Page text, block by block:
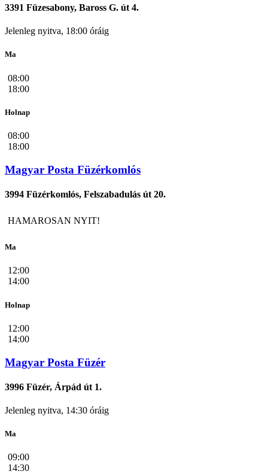
3391 Füzesabony, Baross G. út 4.
Jelenleg nyitva, 18:00 óráig
Ma
08:00
18:00
Holnap
08:00
18:00
Magyar Posta Füzérkomlós
3994 Füzérkomlós, Felszabadulás út 20.
HAMAROSAN NYIT!
Ma
12:00
14:00
Holnap
12:00
14:00
Magyar Posta Füzér
3996 Füzér, Árpád út 1.
Jelenleg nyitva, 14:30 óráig
Ma
09:00
14:30